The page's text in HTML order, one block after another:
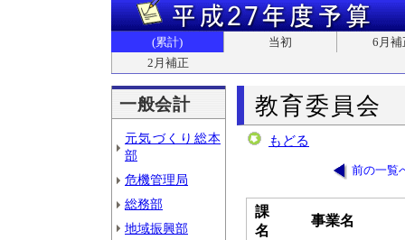
(累計) 当初
6月補
2月補正
一般会計
元気づくり総本
部
危機管理局
総務部
地域振興部
教育委員会
もどる
前の一覧
課
名
事業名